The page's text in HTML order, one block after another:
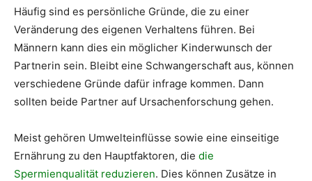
Häufig sind es persönliche Gründe, die zu einer
Veränderung des eigenen Verhaltens führen. Bei
Männern kann dies ein möglicher Kinderwunsch der
Partnerin sein. Bleibt eine Schwangerschaft aus, können
verschiedene Gründe dafür infrage kommen. Dann
sollten beide Partner auf Ursachenforschung gehen.
Meist gehören Umwelteinflüsse sowie eine einseitige
Ernährung zu den Hauptfaktoren, die die
Spermienqualität reduzieren. Dies können Zusätze in